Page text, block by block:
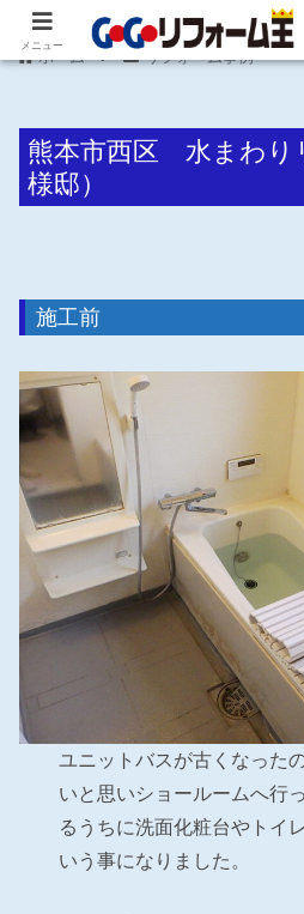
住まいの困ったを即解決！住宅リフ
ホーム リフォーム事例
熊本市西区 水まわり
様邸）
施工前
ユニットバスが古くなった
いと思いショールームへ行
るうちに洗面化粧台やトイ
いう事になりました。
メニュー